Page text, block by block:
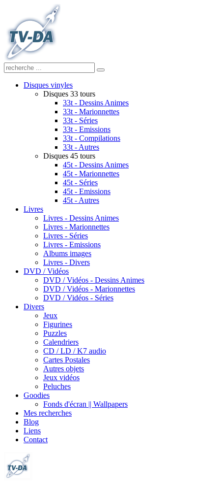
Disques vinyles
Disques 33 tours
33t - Dessins Animes
33t - Marionnettes
33t - Séries
33t - Emissions
33t - Compilations
33t - Autres
Disques 45 tours
45t - Dessins Animes
45t - Marionnettes
45t - Séries
45t - Emissions
45t - Autres
Livres
Livres - Dessins Animes
Livres - Marionnettes
Livres - Séries
Livres - Emissions
Albums images
Livres - Divers
DVD / Vidéos
DVD / Vidéos - Dessins Animes
DVD / Vidéos - Marionnettes
DVD / Vidéos - Séries
Divers
Jeux
Figurines
Puzzles
Calendriers
CD / LD / K7 audio
Cartes Postales
Autres objets
Jeux vidéos
Peluches
Goodies
Fonds d'écran || Wallpapers
Mes recherches
Blog
Liens
Contact